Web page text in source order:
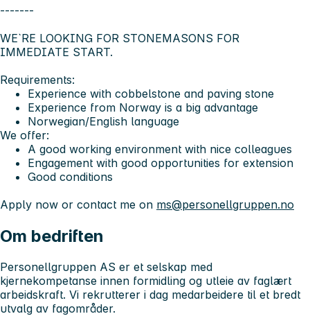
-------
WE`RE LOOKING FOR STONEMASONS FOR
IMMEDIATE START.
Requirements:
Experience with cobbelstone and paving stone
Experience from Norway is a big advantage
Norwegian/English language
We offer:
A good working environment with nice colleagues
Engagement with good opportunities for extension
Good conditions
Apply now or contact me on ms@personellgruppen.no
Om bedriften
Personellgruppen AS er et selskap med
kjernekompetanse innen formidling og utleie av faglært
arbeidskraft. Vi rekrutterer i dag medarbeidere til et bredt
utvalg av fagområder.